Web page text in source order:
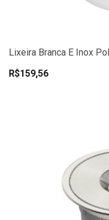
Lixeira Branca E Inox
R$159,56